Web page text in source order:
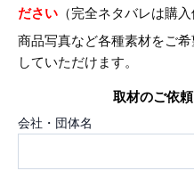
ださい （完全ネタバレは購
商品写真など各種素材をご
していただけます。
取材のご依
会社・団体名